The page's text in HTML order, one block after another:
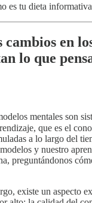
es tu dieta
cambios en
lo que
mentales son
que es el
a lo largo del
y nuestro
preguntándonos
existe un aspecto